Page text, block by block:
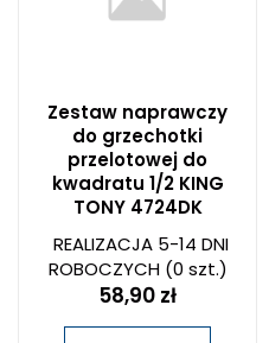
Zestaw naprawczy
do grzechotki
przelotowej do
kwadratu 1/2 KING
TONY 4724DK
REALIZACJA 5-14 DNI
ROBOCZYCH(0 szt.)
58,90 zł